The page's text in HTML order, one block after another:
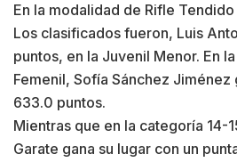
En la modalidad de Rifle Tendido
Los clasificados fueron, Luis
puntos, en la Juvenil Menor. En
Femenil, Sofía Sánchez Jiménez
633.0 puntos.
Mientras que en la categoría 14-
Garate gana su lugar con un